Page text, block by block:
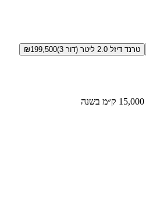
טרנד דיזל 2.0 ליטר (דור 3) ₪199,500